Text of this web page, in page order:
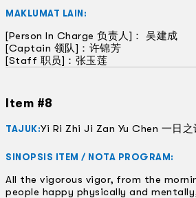
MAKLUMAT LAIN:
[Person In Charge 负责人]： 吴建成
[Captain 领队]：许锦芳
[Staff 职员]：张玉莲
Item #8
TAJUK:Yi Ri Zhi Ji Zan Yu Chen 一日之
SINOPSIS ITEM / NOTA PROGRAM:
All the vigorous vigor, from the
people happy physically and